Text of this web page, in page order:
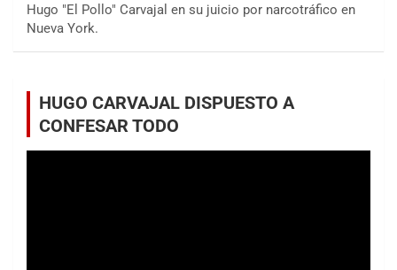
Hugo "El Pollo" Carvajal en su juicio por narcotráfico en
Nueva York.
HUGO CARVAJAL DISPUESTO A
CONFESAR TODO